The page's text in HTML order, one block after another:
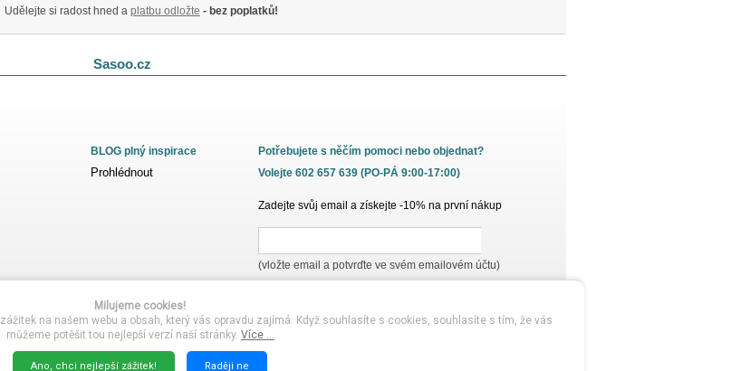
Udělejte si radost hned a platbu odložte - bez poplatků!
Sasoo.cz
BLOG plný inspirace
Prohlédnout
Potřebujete s něčím pomoci nebo objednat?
Volejte 602 657 639 (PO-PÁ 9:00-17:00)
Zadejte svůj email a získejte -10% na první nákup
(vložte email a potvrďte ve svém emailovém účtu)
Milujeme cookies!
na našem webu a obsah, který vás opravdu zajímá. Když souhlasíte s cookies, souhlasíte s tím, že vás
můžeme potěšit tou nejlepší verzí naší stránky. Více ...
Ano, chci nejlepší zážitek! Raději ne